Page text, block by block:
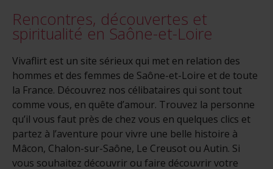
Rencontres, découvertes et
spiritualité en Saône-et-Loire
Vivaflirt est un site sérieux qui met en relation des
hommes et des femmes de Saône-et-Loire et de toute
la France. Découvrez nos célibataires qui sont tout
comme vous, en quête d’amour. Trouvez la personne
qu’il vous faut près de chez vous en quelques clics et
partez à l’aventure pour vivre une belle histoire à
Mâcon, Chalon-sur-Saône, Le Creusot ou Autin. Si
vous souhaitez découvrir ou faire découvrir votre